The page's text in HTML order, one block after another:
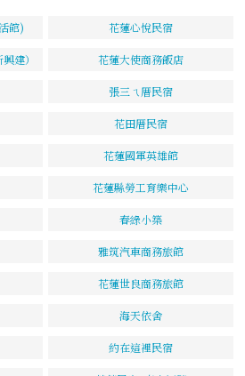
館) 花蓮心悅民宿
建） 花蓮大使商務飯店
張三ㄟ厝民宿
花田厝民宿
花蓮國軍英雄館
花蓮縣勞工育樂中心
春綠小築
雅筑汽車商務旅館
花蓮世良商務旅館
海天依舍
約在這裡民宿